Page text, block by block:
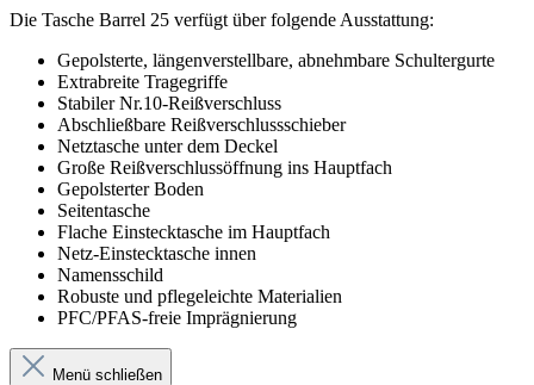
Die Tasche Barrel 25 verfügt über folgende Ausstattung:
Gepolsterte, längenverstellbare, abnehmbare Schultergurte
Extrabreite Tragegriffe
Stabiler Nr.10-Reißverschluss
Abschließbare Reißverschlussschieber
Netztasche unter dem Deckel
Große Reißverschlussöffnung ins Hauptfach
Gepolsterter Boden
Seitentasche
Flache Einstecktasche im Hauptfach
Netz-Einstecktasche innen
Namensschild
Robuste und pflegeleichte Materialien
PFC/PFAS-freie Imprägnierung
Menü schließen